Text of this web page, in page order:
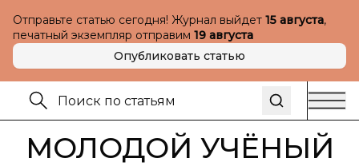
Отправьте статью сегодня! Журнал выйдет 15 августа,
печатный экземпляр отправим 19 августа
Опубликовать статью
МОЛОДОЙ УЧЁНЫЙ